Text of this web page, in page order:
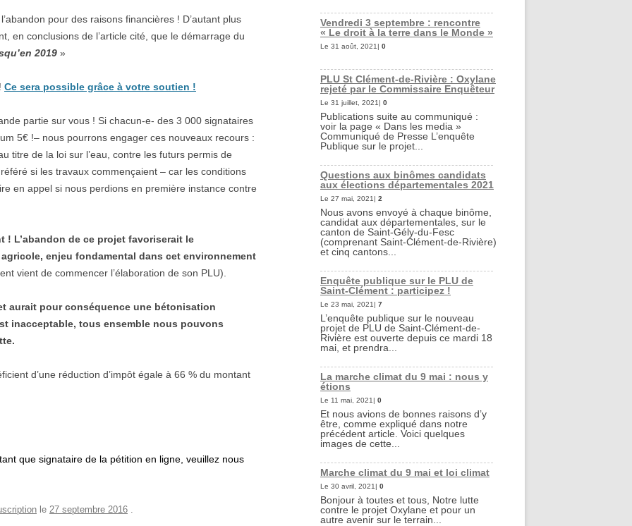
pour des raisons financières ! D’autant plus
en conclusions de l’article cité, que le démarrage du
2019 »
Ce sera possible grâce à votre soutien !
partie sur vous ! Si chacun-e- des 3 000 signataires
5€ !– nous pourrons engager ces nouveaux recours :
titre de la loi sur l’eau, contre les futurs permis de
si les travaux commençaient – car les conditions
en appel si nous perdions en première instance contre
! L’abandon de ce projet favoriserait le
enjeu fondamental dans cet environnement
vient de commencer l’élaboration de son PLU).
aurait pour conséquence une bétonisation
inacceptable, tous ensemble nous pouvons
d’une réduction d’impôt égale à 66 % du montant
que signataire de la pétition en ligne, veuillez nous
le 27 septembre 2016 .
Vendredi 3 septembre : rencontre
« Le droit à la terre dans le Monde »
Le 31 août, 2021| 0
PLU St Clément-de-Rivière : Oxylane
rejeté par le Commissaire Enquêteur
Le 31 juillet, 2021| 0
Publications suite au communiqué :
voir la page « Dans les media »
Communiqué de Presse L’enquête
Publique sur le projet...
Questions aux binômes candidats
aux élections départementales 2021
Le 27 mai, 2021| 2
Nous avons envoyé à chaque binôme,
candidat aux départementales, sur le
canton de Saint-Gély-du-Fesc
(comprenant Saint-Clément-de-Rivière)
et cinq cantons...
Enquête publique sur le PLU de
Saint-Clément : participez !
Le 23 mai, 2021| 7
L’enquête publique sur le nouveau
projet de PLU de Saint-Clément-de-
Rivière est ouverte depuis ce mardi 18
mai, et prendra...
La marche climat du 9 mai : nous y
étions
Le 11 mai, 2021| 0
Et nous avions de bonnes raisons d’y
être, comme expliqué dans notre
précédent article. Voici quelques
images de cette...
Marche climat du 9 mai et loi climat
Le 30 avril, 2021| 0
Bonjour à toutes et tous, Notre lutte
contre le projet Oxylane et pour un
autre avenir sur le terrain...